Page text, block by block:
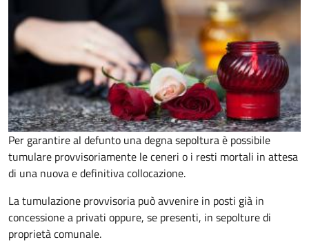
Per garantire al defunto una degna sepoltura è possibile
tumulare provvisoriamente le ceneri o i resti mortali in attesa
di una nuova e definitiva collocazione.
La tumulazione provvisoria può avvenire in posti già in
concessione a privati oppure, se presenti, in sepolture di
proprietà comunale.